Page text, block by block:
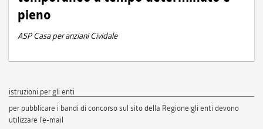
pieno
ASP Casa per anziani Cividale
istruzioni per gli enti
per pubblicare i bandi di concorso sul sito della Regione gli enti devono
utilizzare l'e-mail